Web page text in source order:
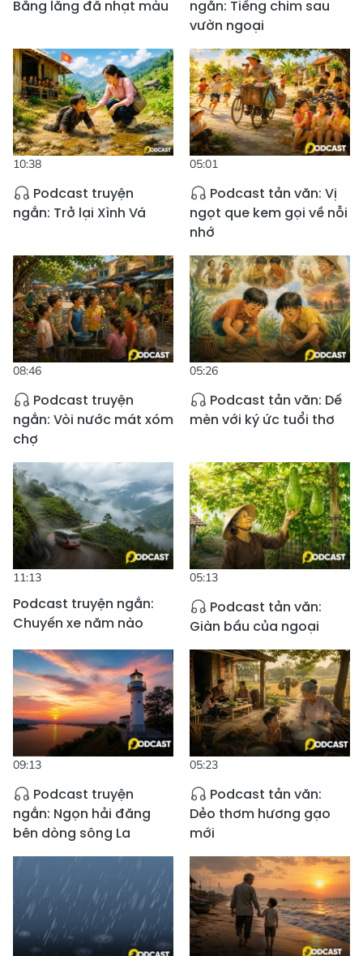
Bằng lăng đã nhạt màu
ngắn: Tiếng chim sau
vườn ngoại
10:38
Podcast truyện
ngắn: Trở lại Xình Vá
05:01
Podcast tản văn: Vị
ngọt que kem gọi về nỗi
nhớ
08:46
Podcast truyện
ngắn: Vòi nước mát xóm
chợ
05:26
Podcast tản văn: Dế
mèn với ký ức tuổi thơ
11:13
Podcast truyện ngắn:
Chuyến xe năm nào
05:13
Podcast tản văn:
Giàn bầu của ngoại
09:13
Podcast truyện
ngắn: Ngọn hải đăng
bên dòng sông La
05:23
Podcast tản văn:
Dẻo thơm hương gạo
mới